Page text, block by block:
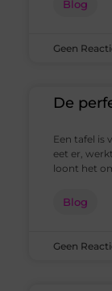
Blog
Geen
De
Een tafel is
eet er,
loont het
Blog
Geen